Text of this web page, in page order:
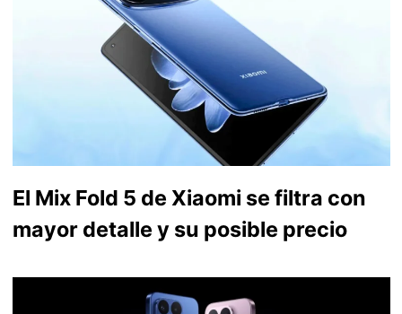
El Mix Fold 5 de Xiaomi se filtra con
mayor detalle y su posible precio